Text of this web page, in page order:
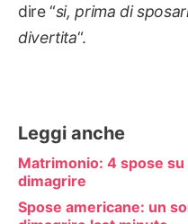
dire “si, prima di
divertita“.
Leggi anche
Matrimonio: 4 spose
dimagrire
Spose americane: un